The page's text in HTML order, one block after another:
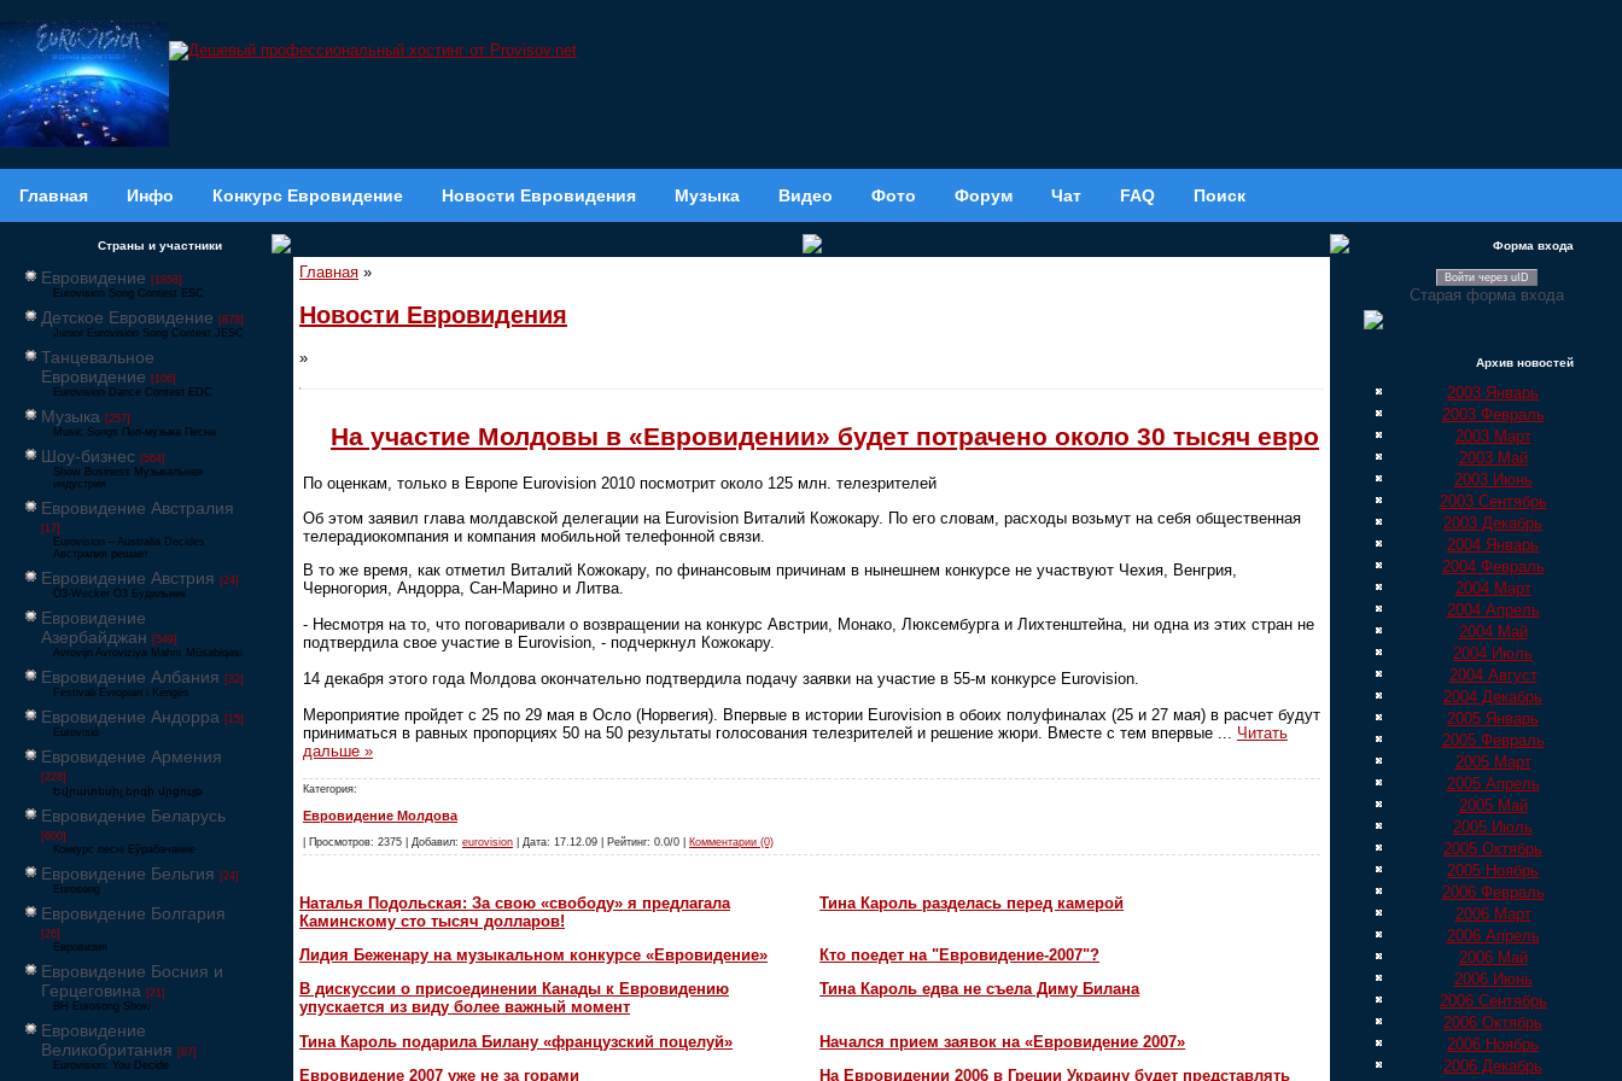
Главная Инфо Конкурс Евровидение Новости Евровидения Музыка Видео Фото Форум Чат FAQ Поиск
Страны и участники
Евровидение [1858]
Eurovision Song Contest ESC
Детское Евровидение [878]
Junior Eurovision Song Contest JESC
Танцевальное
Евровидение [106]
Eurovision Dance Contest EDC
Музыка [257]
Music Songs Поп-музыка Песни
Шоу-бизнес [564]
Show Business Музыкальная
индустрия
Евровидение Австралия
[17]
Eurovision – Australia Decides
Австралия решает
Евровидение Австрия [24]
Ö3-Wecker Ö3 Будильник
Евровидение
Азербайджан [549]
Avrovijn Avroviziya Mahnı Müsabiqəsi
Евровидение Албания [32]
Festivali Evropian i Këngës
Евровидение Андорра [15]
Eurovisió
Евровидение Армения
[228]
Եվրատեսիլ երգի մրցույթ
Евровидение Беларусь
[600]
Конкурс песні Еўрабачанне
Евровидение Бельгия [24]
Eurosong
Евровидение Болгария
[26]
Евровизия
Евровидение Босния и
Герцеговина [21]
BH Eurosong Show
Евровидение
Великобритания [67]
Eurovision: You Decide
Главная »
Новости Евровидения
»
На участие Молдовы в «Евровидении» будет потрачено около 30 тысяч евро
По оценкам, только в Европе Eurovision 2010 посмотрит около 125 млн. телезрителей
Об этом заявил глава молдавской делегации на Eurovision Виталий Кожокару. По его словам, расходы возьмут на себя общественная
телерадиокомпания и компания мобильной телефонной связи.
В то же время, как отметил Виталий Кожокару, по финансовым причинам в нынешнем конкурсе не участвуют Чехия, Венгрия,
Черногория, Андорра, Сан-Марино и Литва.
- Несмотря на то, что поговаривали о возвращении на конкурс Австрии, Монако, Люксембурга и Лихтенштейна, ни одна из этих стран не
подтвердила свое участие в Eurovision, - подчеркнул Кожокару.
14 декабря этого года Молдова окончательно подтвердила подачу заявки на участие в 55-м конкурсе Eurovision.
Мероприятие пройдет с 25 по 29 мая в Осло (Норвегия). Впервые в истории Eurovision в обоих полуфиналах (25 и 27 мая) в расчет будут
приниматься в равных пропорциях 50 на 50 результаты голосования телезрителей и решение жюри. Вместе с тем впервые
Читать
дальше »
Категория:
Евровидение Молдова
| Просмотров: 2375 | Добавил: eurovision | Дата: 17.12.09 | Рейтинг: 0.0/0 | Комментарии (0)
Наталья Подольская: За свою «свободу» я предлагала
Каминскому сто тысяч долларов!
Тина Кароль разделась перед камерой
Лидия Беженару на музыкальном конкурсе «Евровидение»
Кто поедет на "Евровидение-2007"?
В дискуссии о присоединении Канады к Евровидению
упускается из виду более важный момент
Тина Кароль едва не съела Диму Билана
Тина Кароль подарила Билану «французский поцелуй»
Начался прием заявок на «Евровидение 2007»
Евровидение 2007 уже не за горами
На Евровидении 2006 в Греции Украину будет представлять
Форма входа
Войти через uID
Старая форма входа
Архив новостей
2003 Январь
2003 Февраль
2003 Март
2003 Май
2003 Июнь
2003 Сентябрь
2003 Декабрь
2004 Январь
2004 Февраль
2004 Март
2004 Апрель
2004 Май
2004 Июль
2004 Август
2004 Декабрь
2005 Январь
2005 Февраль
2005 Март
2005 Апрель
2005 Май
2005 Июль
2005 Октябрь
2005 Ноябрь
2006 Февраль
2006 Март
2006 Апрель
2006 Май
2006 Июнь
2006 Сентябрь
2006 Октябрь
2006 Ноябрь
2006 Декабрь